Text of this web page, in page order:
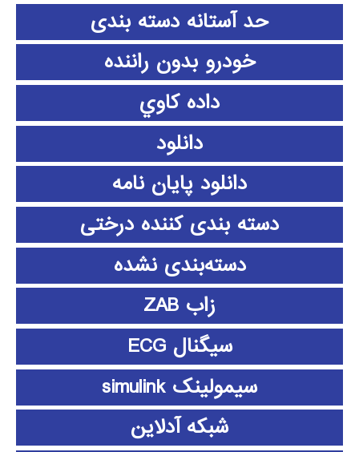
حد آستانه دسته بندی
خودرو بدون راننده
داده كاوي
دانلود
دانلود پايان نامه
دسته بندی کننده درختی
دسته‌بندی نشده
زاب ZAB
سیگنال ECG
سیمولینک simulink
شبکه آدلاین